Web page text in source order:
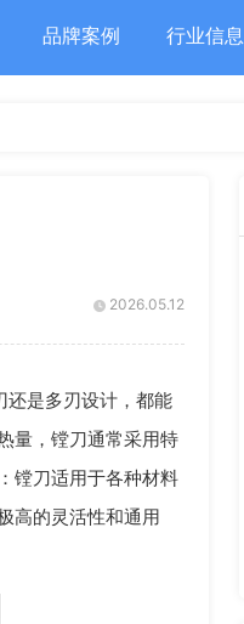
品牌案例 行业信息
2026.05.12
还是多刃设计，都能
量，镗刀通常采用特
镗刀适用于各种材料
高的灵活性和通用